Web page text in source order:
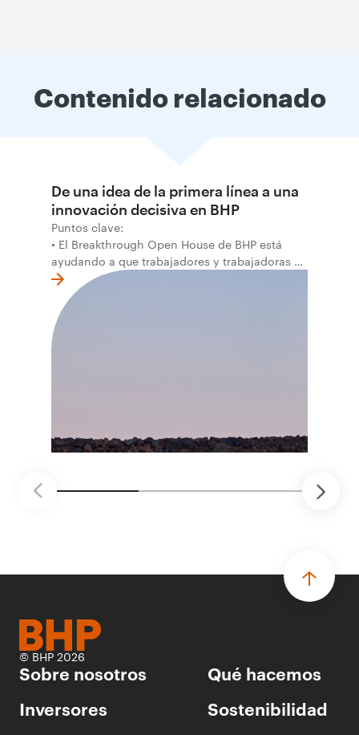
Contenido relacionado
De una idea de la primera línea a una
innovación decisiva en BHP
Puntos clave:
• El Breakthrough Open House de BHP está
ayudando a que trabajadores y trabajadoras de
la primera línea conviertan ideas prácticas en
soluciones probadas que pueden hacer el
trabajo más seguro, inteligente y productivo.
• El primer programa interno de innovación
recibió cerca de 1.000 postulaciones de
mantenimiento robótico, limpieza submarina y
© BHP 2026
Sobre nosotros
Qué hacemos
Inversores
Sostenibilidad